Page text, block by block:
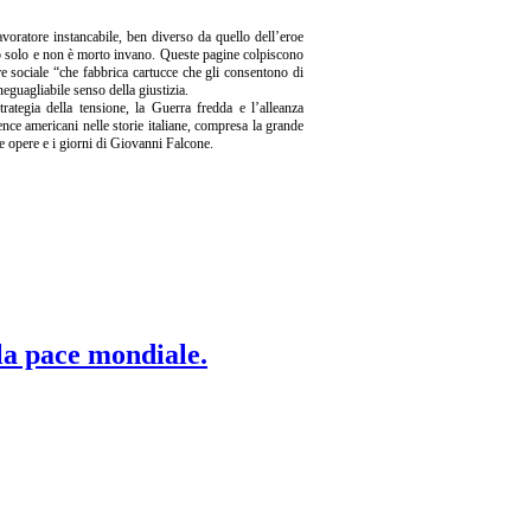
instancabile, ben diverso da quello dell’eroe
e non è morto invano. Queste pagine colpiscono
“che fabbrica cartucce che gli consentono di
senso della giustizia.
della tensione, la Guerra fredda e l’alleanza
americani nelle storie italiane, compresa la grande
opere e i giorni di Giovanni Falcone.
pace mondiale.